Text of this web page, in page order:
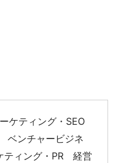
ケティング・SEO
ベンチャービジネ
ティング・PR 経営